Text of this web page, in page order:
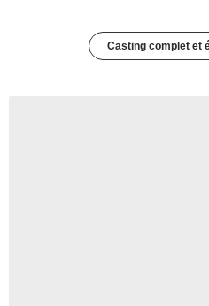
Casting complet et